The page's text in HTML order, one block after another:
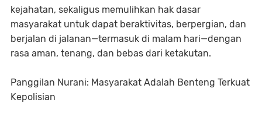
kejahatan, sekaligus memulihkan hak dasar
masyarakat untuk dapat beraktivitas, berpergian, dan
berjalan di jalanan—termasuk di malam hari—dengan
rasa aman, tenang, dan bebas dari ketakutan.
Panggilan Nurani: Masyarakat Adalah Benteng Terkuat
Kepolisian